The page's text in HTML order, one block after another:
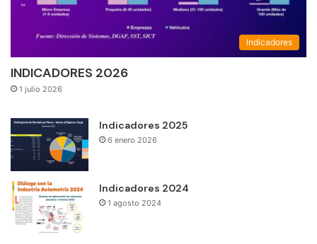
Indicadores
INDICADORES 2026
1 julio 2026
Indicadores 2025
6 enero 2026
Indicadores 2024
1 agosto 2024